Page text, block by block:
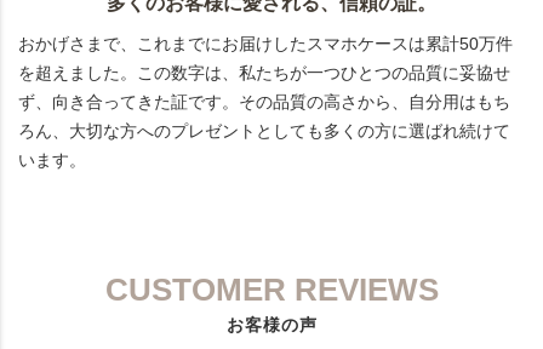
おかげさまで、これまでにお届けしたスマホケースは累計50万件
を超えました。この数字は、私たちが一つひとつの品質に妥協せ
ず、向き合ってきた証です。その品質の高さから、自分用はもち
ろん、大切な方へのプレゼントとしても多くの方に選ばれ続けて
います。
CUSTOMER REVIEWS
お客様の声